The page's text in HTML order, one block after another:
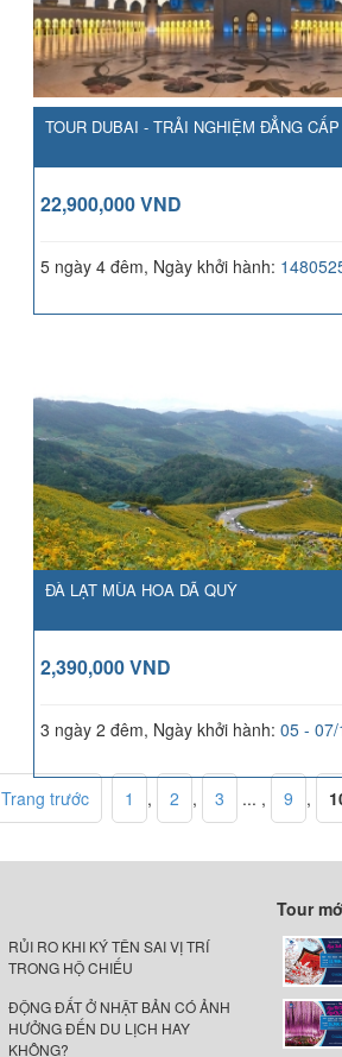
TOUR DUBAI - TRẢI NGHIỆM ĐẲNG CẤP
22,900,000 VND
5 ngày 4 đêm, Ngày khởi hành:
ĐÀ LẠT MÙA HOA DÃ QUỲ
2,390,000 VND
3 ngày 2 đêm, Ngày khởi hành: 05 -
Trang trước 1 , 2 , 3 ... , 9 ,
RỦI RO KHI KÝ TÊN SAI VỊ TRÍ
TRONG HỘ CHIẾU
ĐỘNG ĐẤT Ở NHẬT BẢN CÓ ẢNH
HƯỞNG ĐẾN DU LỊCH HAY
KHÔNG?
Tour